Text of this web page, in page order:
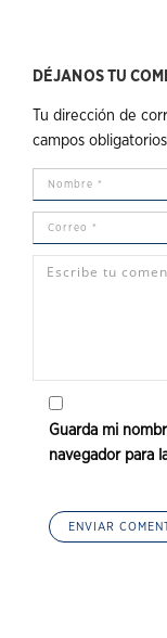
DÉJANOS TU
Tu dirección de
campos
Guarda mi
navegador para